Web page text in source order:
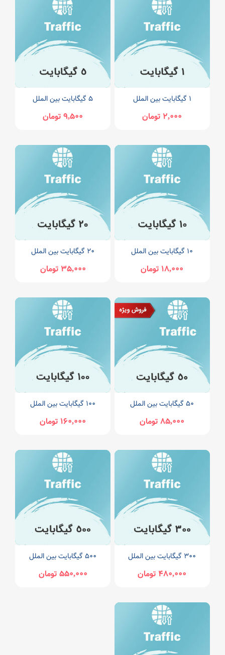
1 گیگابایت بین الملل
2,000 تومان
5 گیگابایت بین الملل
9,500 تومان
۱۰ گیگابایت بین الملل
18,000 تومان
20 گیگابایت بین الملل
35,000 تومان
۵۰ گیگابایت بین الملل
85,000 تومان
100 گیگابایت بین الملل
160,000 تومان
300 گیگابایت بین الملل
480,000 تومان
۵۰۰ گیگابایت بین الملل
550,000 تومان